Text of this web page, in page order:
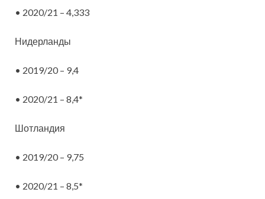
• 2020/21 – 4,333
Нидерланды
• 2019/20 – 9,4
• 2020/21 – 8,4*
Шотландия
• 2019/20 – 9,75
• 2020/21 – 8,5*